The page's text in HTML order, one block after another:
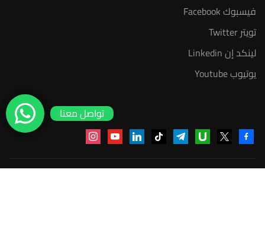
فيسبوك Facebook
تويتر Twitter
لينكد إن Linkedin
يوتيوب Youtube
facebook-
x
udemy
telegram
tiktok
linkedin
youtube
instagram
تواصل معنا